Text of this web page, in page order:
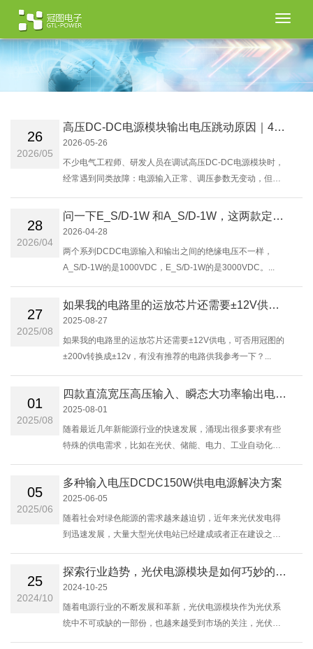
切
导
航
26
2026/05
高压DC-DC电源模块输出电压跳动原因｜4种故障解决方案
2026-05-26
​不少电气工程师、研发人员在调试高压DC-DC电源模块时，
经常遇到同类故障：电源输入正常、调压参数无变动，但万
输出电压跳动、DC-DC电压不稳定......
28
2026/04
问一下E_S/D-1W 和A_S/D-1W，这两款定压DCDC电源系列有什么区别？
2026-04-28
两个系列DCDC电源​输入和输出之间的绝缘电压不一样，
A_S/D-1W的是1000VDC，E_S/D-1W的是3000VDC。...
27
2025/08
如果我的电路里的运放芯片还需要±12V供电，可否用冠图的±200v转换成±12v，有没有推荐的电路供我参考一下？
2025-08-27
如果我的电路里的运放芯片还需要±12V供电，可否用冠图的
±200v转换成±12v，有没有推荐的电路供我参考一下？...
01
2025/08
四款直流宽压高压输入、瞬态大功率输出电源的介绍
2025-08-01
随着最近几年新能源行业的快速发展，涌现出很多要求有些
特殊的供电需求，比如在光伏、储能、电力、工业自动化等
作功率小、短时功率大，要求电源能与其匹......
05
2025/06
多种输入电压DCDC150W供电电源解决方案
2025-06-05
随着社会对绿色能源的需求越来越迫切，近年来光伏发电得
到迅速发展，大量大型光伏电站已经建成或者正在建设之
跟踪支架两种。在不含中国的世界范......
25
2024/10
探索行业趋势，光伏电源模块是如何巧妙的降本助力行业发展？
2024-10-25
随着电源行业的不断发展和革新，光伏电源模块作为光伏系
统中不可或缺的一部份，也越来越受到市场的关注，光伏电